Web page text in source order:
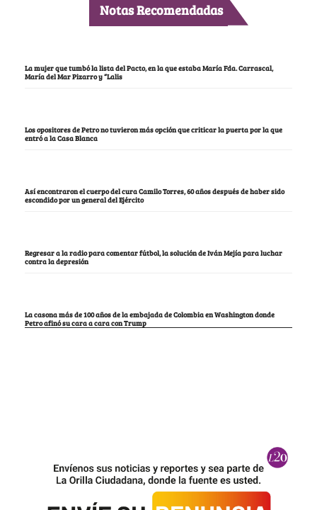
Notas Recomendadas
La mujer que tumbó la lista del Pacto, en la que estaba María Fda. Carrascal,
María del Mar Pizarro y “Lalis
Los opositores de Petro no tuvieron más opción que criticar la puerta por la que
entró a la Casa Blanca
Así encontraron el cuerpo del cura Camilo Torres, 60 años después de haber sido
escondido por un general del Ejército
Regresar a la radio para comentar fútbol, la solución de Iván Mejía para luchar
contra la depresión
La casona más de 100 años de la embajada de Colombia en Washington donde
Petro afinó su cara a cara con Trump